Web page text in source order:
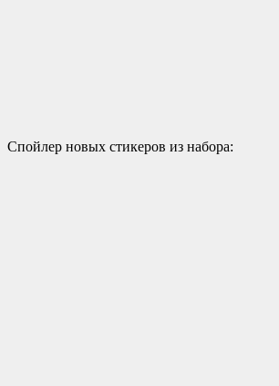
Спойлер новых стикеров из набора: